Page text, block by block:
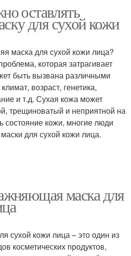
оставлять
для сухой кожи
маска для сухой кожи лица?
которая затрагивает
быть вызвана различными
возраст, генетика,
и т.д. Сухая кожа может
трещиноватый и неприятной на
состояние кожи, многие люди
для сухой кожи лица.
маска для
сухой кожи лица – это один из
косметических продуктов,